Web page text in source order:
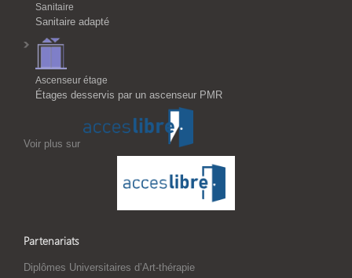
Sanitaire
Sanitaire adapté
Ascenseur étage
Étages desservis par un ascenseur PMR
Voir plus sur
Partenariats
Diplômes Universitaires d’Art-thérapie